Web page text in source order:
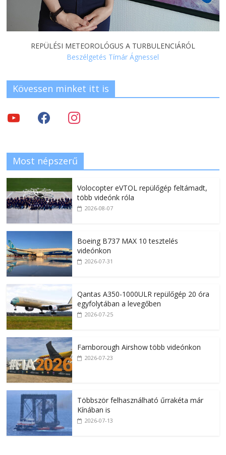
REPÜLÉSI METEOROLÓGUS A TURBULENCIÁRÓL
Beszélgetés Tímár Ágnessel
Kövessen minket itt is
Most népszerű
Volocopter eVTOL repülőgép feltámadt,
több videónk róla
2026-08-07
Boeing B737 MAX 10 tesztelés
videónkon
2026-07-31
Qantas A350-1000ULR repülőgép 20 óra
egyfolytában a levegőben
2026-07-25
Farnborough Airshow több videónkon
2026-07-23
Többször felhasználható űrrakéta már
Kínában is
2026-07-13